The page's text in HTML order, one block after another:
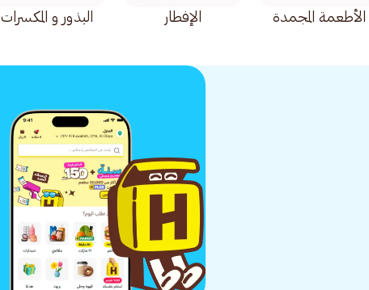
الأطعمة المجمدة الإفطار البذور و المكسرات